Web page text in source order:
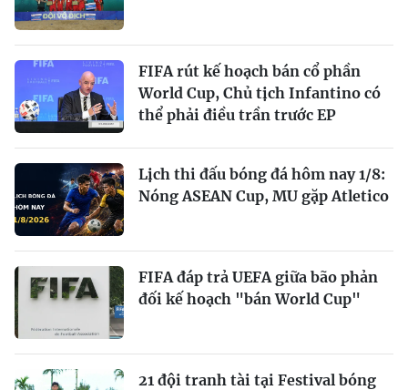
FIFA rút kế hoạch bán cổ phần
World Cup, Chủ tịch Infantino có
thể phải điều trần trước EP
Lịch thi đấu bóng đá hôm nay 1/8:
Nóng ASEAN Cup, MU gặp Atletico
FIFA đáp trả UEFA giữa bão phản
đối kế hoạch "bán World Cup"
21 đội tranh tài tại Festival bóng